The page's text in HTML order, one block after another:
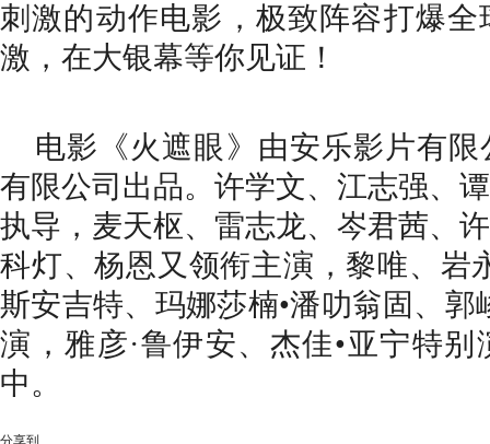
刺激的动作电影，极致阵容打爆
激，在大银幕等你见证！
电影《火遮眼》由安乐影片有
有限公司出品。许学文、江志强、
执导，麦天枢、雷志龙、岑君茜、
科灯、杨恩又领衔主演，黎唯、岩
斯安吉特、玛娜莎楠•潘叻翁固、郭
演，雅彦·鲁伊安、杰佳•亚宁特别
中。
分享到